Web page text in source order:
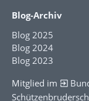
Blog-Archiv
Blog 2025
Blog 2024
Blog 2023
Mitglied im